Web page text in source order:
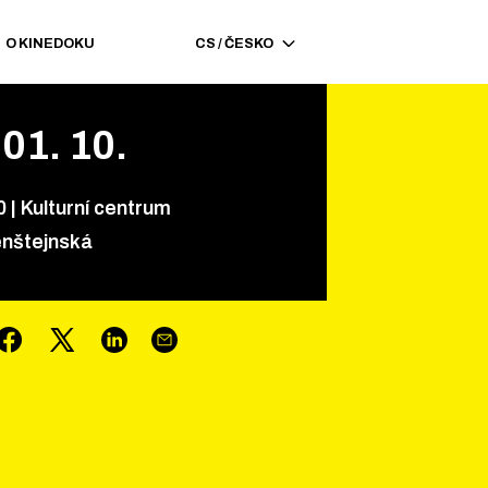
O KINEDOKU CS /ČESKO
01. 10.
| Kulturní centrum